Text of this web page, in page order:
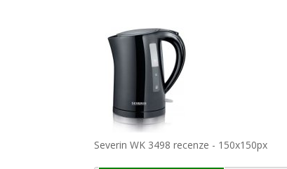
Severin WK 3498 recenze - 150x150px